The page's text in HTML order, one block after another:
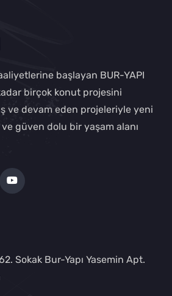
başlayan BUR-YAPI
birçok konut projesini
ve devam eden projeleriyle yeni
güven dolu bir yaşam alanı
Sokak Bur-Yapı Yasemin Apt.